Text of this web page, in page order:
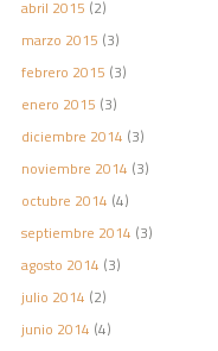
abril 2015 (2)
marzo 2015 (3)
febrero 2015 (3)
enero 2015 (3)
diciembre 2014 (3)
noviembre 2014 (3)
octubre 2014 (4)
septiembre 2014 (3)
agosto 2014 (3)
julio 2014 (2)
junio 2014 (4)